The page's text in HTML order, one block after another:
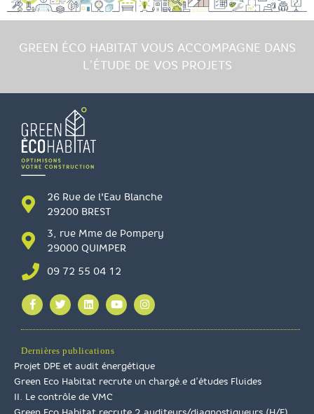
GREEN ÉCO HABITAT VOUS ACCOMPAGNE DANS
L’ÉTUDE DE VOS PROJETS
26 Rue de l'Eau Blanche
29200 BREST
3, rue Mme de Pompery
29000 QUIMPER
09 72 55 04 12
Dernières publications
Projet DPE et audit énergétique
Green Eco Habitat recrute un chargé.e d’études Fluides
II. Le contrôle de VMC
Green Eco Habitat recrute 2 auditeurs/diagnostiqueurs (H/F)